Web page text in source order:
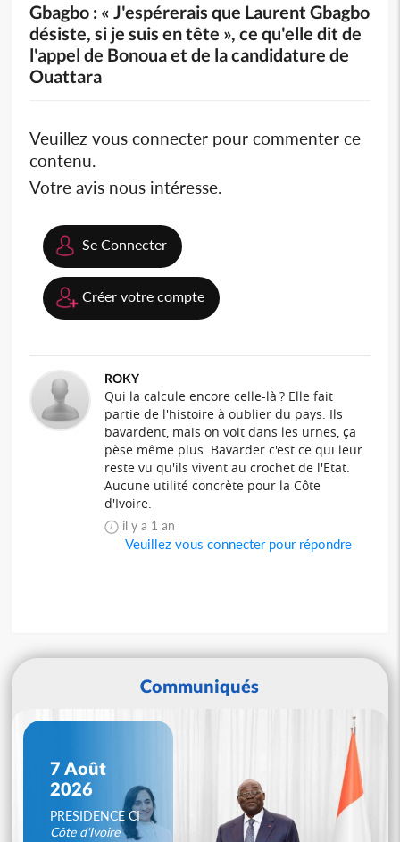
Gbagbo : « J'espérerais que Laurent Gbagbo
désiste, si je suis en tête », ce qu'elle dit de
l'appel de Bonoua et de la candidature de
Ouattara
Veuillez vous connecter pour commenter ce
contenu.
Votre avis nous intéresse.
Se Connecter
Créer votre compte
ROKY
Qui la calcule encore celle-là ? Elle fait
partie de l'histoire à oublier du pays. Ils
bavardent, mais on voit dans les urnes, ça
pèse même plus. Bavarder c'est ce qui leur
reste vu qu'ils vivent au crochet de l'Etat.
Aucune utilité concrète pour la Côte
d'Ivoire.
il y a 1 an
Veuillez vous connecter pour répondre
Communiqués
7 Août
2026
PRESIDENCE CI
Côte d'Ivoire